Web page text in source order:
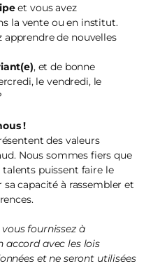
et vous avez
la vente ou en institut.
apprendre de nouvelles
, et de bonne
le vendredi, le
!
des valeurs
Nous sommes fiers que
puissent faire le
capacité à rassembler et
fournissez à
accord avec les lois
et ne seront utilisées